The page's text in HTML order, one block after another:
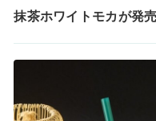
抹茶ホワイトモカが発売